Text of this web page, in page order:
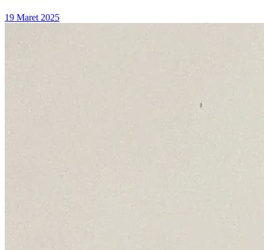
19 Maret 2025